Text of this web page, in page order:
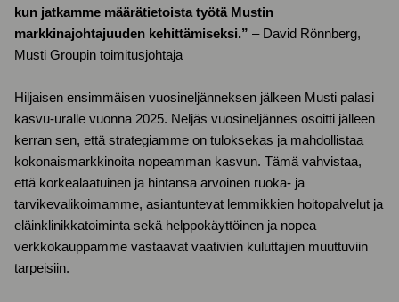
kun jatkamme määrätietoista työtä Mustin
markkinajohtajuuden kehittämiseksi.” – David Rönnberg,
Musti Groupin toimitusjohtaja
Hiljaisen ensimmäisen vuosineljänneksen jälkeen Musti palasi
kasvu-uralle vuonna 2025. Neljäs vuosineljännes osoitti jälleen
kerran sen, että strategiamme on tuloksekas ja mahdollistaa
kokonaismarkkinoita nopeamman kasvun. Tämä vahvistaa,
että korkealaatuinen ja hintansa arvoinen ruoka- ja
tarvikevalikoimamme, asiantuntevat lemmikkien hoitopalvelut ja
eläinklinikkatoiminta sekä helppokäyttöinen ja nopea
verkkokauppamme vastaavat vaativien kuluttajien muuttuviin
tarpeisiin.